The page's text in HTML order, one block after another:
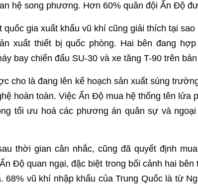
hệ song phương. Hơn 60% quân đội Ấn Độ
quốc gia xuất khẩu vũ khí cũng giải thích tại
xuất thiết bị quốc phòng. Hai bên đang
bay chiến đấu SU-30 và xe tăng T-90 trên
cho là đang lên kế hoạch sản xuất súng
hoàn toàn. Việc Ấn Độ mua hệ thống tên lửa
tối ưu hoá các phương án quân sự và
thời gian cân nhắc, cũng đã quyết định
Độ quan ngại, đặc biệt trong bối cảnh hai bên
vũ khí nhập khẩu của Trung Quốc là từ